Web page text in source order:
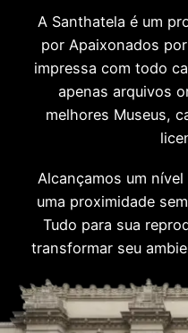
A Santhatela é um
por Apaixonados
impressa com todo
apenas arquivos
melhores Museus,
Alcançamos um
uma proximidade
Tudo para sua
transformar seu